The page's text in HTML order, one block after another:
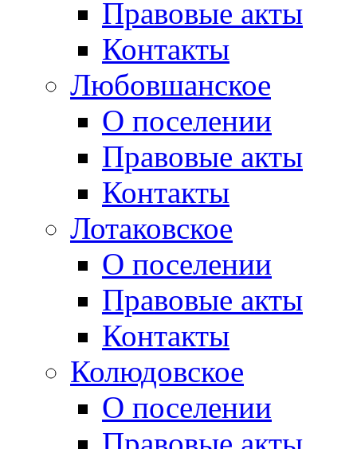
Правовые акты
Контакты
Любовшанское
О поселении
Правовые акты
Контакты
Лотаковское
О поселении
Правовые акты
Контакты
Колюдовское
О поселении